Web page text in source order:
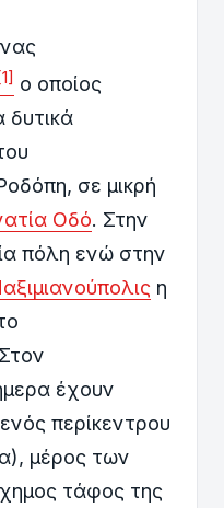
ο οποίος
δυτικά
σε μικρή
Οδό. Στην
πόλη ενώ στην
η
Στον
έχουν
περίκεντρου
μέρος των
τάφος της